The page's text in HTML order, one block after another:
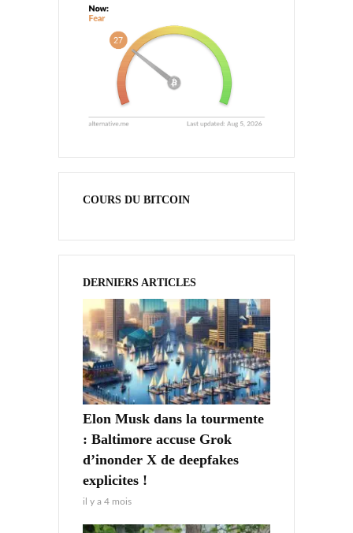
COURS DU BITCOIN
DERNIERS ARTICLES
Elon Musk dans la tourmente
: Baltimore accuse Grok
d’inonder X de deepfakes
explicites !
il y a 4 mois